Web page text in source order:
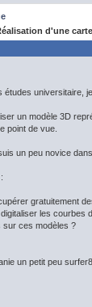
d'une
études universitaire,
un modèle 3D
point de vue.
un peu novice
gratuitement
les courbes
sur ces modèles ?
un petit peu